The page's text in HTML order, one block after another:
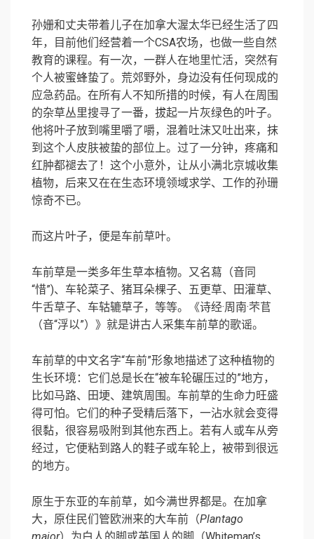
孙姗和丈夫带着儿子在加拿大渥太华已经生活了四
年，目前他们经营着一个CSA农场，也做一些自然
教育的课程。有一次，一群人在地里忙活，突然有
个人被蜜蜂蛰了。荒郊野外，身边没有任何现成的
应急药品。在所有人不知所措的时候，有人在周围
的杂草丛里搜寻了一番，拔起一片灰绿色的叶子。
他将叶子放到嘴里嚼了嚼，混着吐沫又吐出来，抹
到这个人皮肤被蛰的部位上。过了一分钟，疼痛和
红肿都褪去了！这个小意外，让从小满北京城收集
植物，后来又在在生态环境领域求学、工作的孙珊
惊奇不已。
而这片叶子，便是车前草叶。
车前草是一类多年生草本植物。又名蕮（音同
“惜”)、车轮菜子、猪耳朵棵子、五更草、田灌草、
牛舌草子、车轱辘草子，等等。《诗经·周南·芣苢
（音“浮以”）》就是讲古人采集车前草的歌谣。
车前草的中文名字“车前”形象地描述了这种植物的
生长环境：它们总是长在“被车轮碾压过的”地方，
比如马路、田埂、建筑周围。车前草的生命力旺盛
得可怕。它们的种子受精后落下，一沾水就会变得
很黏，很容易吸附到其他东西上。若有人或车从旁
经过，它便粘到路人的鞋子或车轮上，被带到很远
的地方。
原生于东亚的车前草，如今满世界都是。在加拿
大，原住民们管欧洲来的大车前（Plantago